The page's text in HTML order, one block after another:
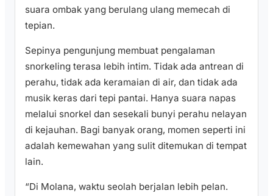
suara ombak yang berulang ulang memecah di
tepian.
Sepinya pengunjung membuat pengalaman
snorkeling terasa lebih intim. Tidak ada antrean di
perahu, tidak ada keramaian di air, dan tidak ada
musik keras dari tepi pantai. Hanya suara napas
melalui snorkel dan sesekali bunyi perahu nelayan
di kejauhan. Bagi banyak orang, momen seperti ini
adalah kemewahan yang sulit ditemukan di tempat
lain.
“Di Molana, waktu seolah berjalan lebih pelan.